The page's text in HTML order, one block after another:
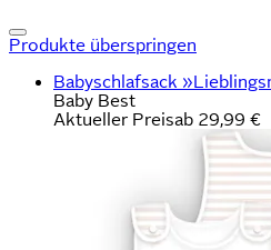
Produkte überspringen
Babyschlafsack
Baby Best
Aktueller Preisab 29,99 €